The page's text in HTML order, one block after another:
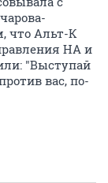
что Альт-К
НА и
"Выступай
вас, по-